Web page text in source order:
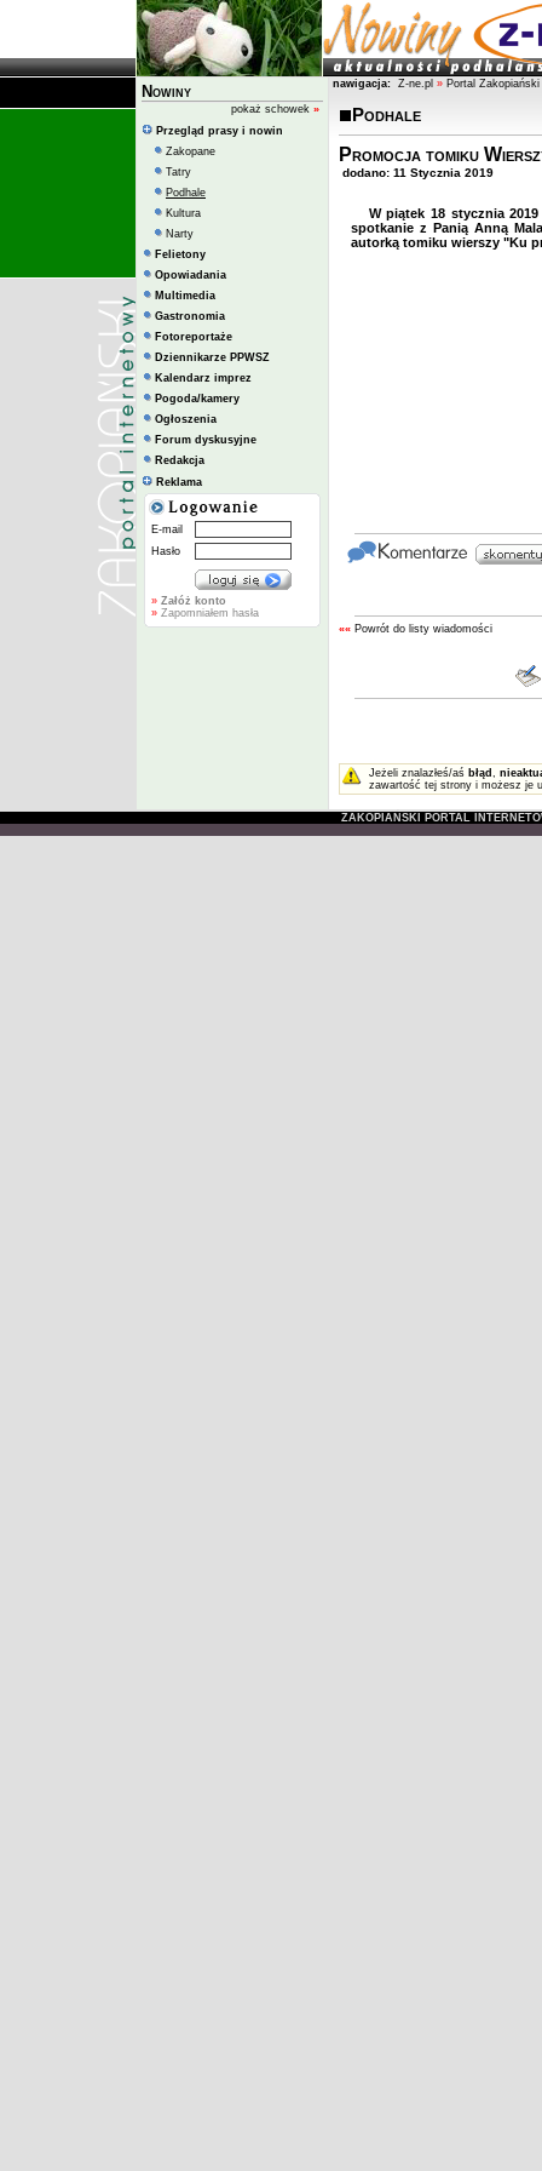
Nowiny
pokaż schowek »
Przegląd prasy i nowin
Zakopane
Tatry
Podhale
Kultura
Narty
Felietony
Opowiadania
Multimedia
Gastronomia
Fotoreportaże
Dziennikarze PPWSZ
Kalendarz imprez
Pogoda/kamery
Ogłoszenia
Forum dyskusyjne
Redakcja
Reklama
E-mail
Hasło
» Załóż konto
» Zapomniałem hasła
nawigacja: Z-ne.pl » Portal Zakopiański
Podhale
Promocja tomiku
dodano: 11 Stycznia 2019
W piątek 18 stycznia
spotkanie z Panią Anną
autorką tomiku wierszy "Ku
«« Powrót do listy wiadomości
Jeżeli znalazłeś/aś błąd ,
zawartość tej strony i możesz je
ZAKOPIAŃSKI PORTAL